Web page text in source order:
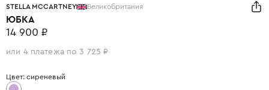
STELLA MCCARTNEY Великобритания
ЮБКА
14 900 ₽
или 4 платежа по 3 725 ₽
Цвет: сиреневый